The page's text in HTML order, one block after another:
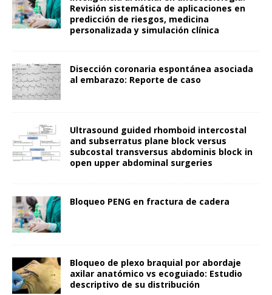
Revisión sistemática de aplicaciones en
predicción de riesgos, medicina
personalizada y simulación clínica
Disección coronaria espontánea asociada
al embarazo: Reporte de caso
Ultrasound guided rhomboid intercostal
and subserratus plane block versus
subcostal transversus abdominis block in
open upper abdominal surgeries
Bloqueo PENG en fractura de cadera
Bloqueo de plexo braquial por abordaje
axilar anatómico vs ecoguiado: Estudio
descriptivo de su distribución